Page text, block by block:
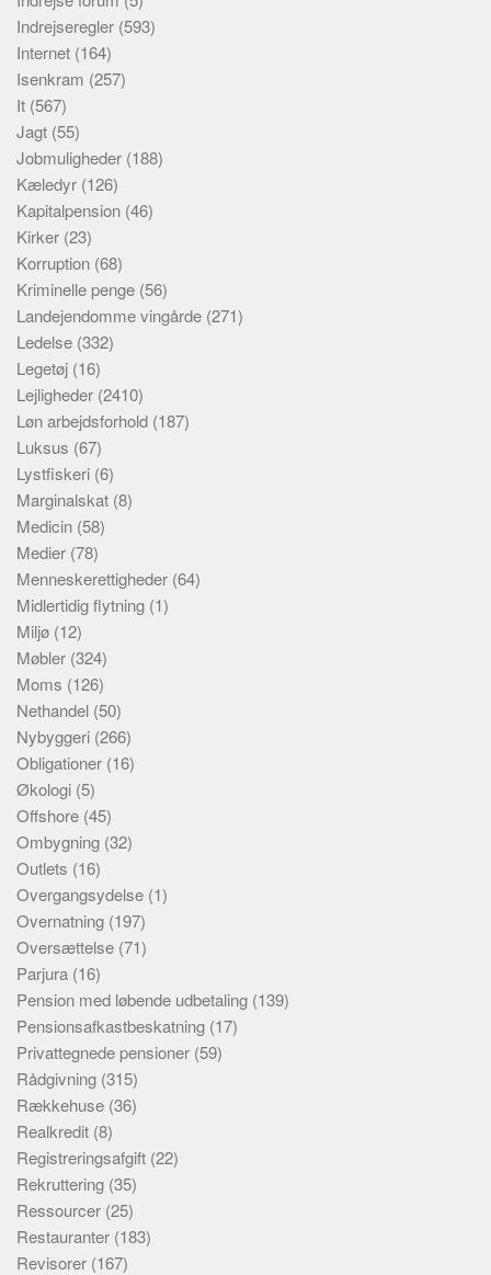
Indrejseregler (593)
Internet (164)
Isenkram (257)
It (567)
Jagt (55)
Jobmuligheder (188)
Kæledyr (126)
Kapitalpension (46)
Kirker (23)
Korruption (68)
Kriminelle penge (56)
Landejendomme vingårde (271)
Ledelse (332)
Legetøj (16)
Lejligheder (2410)
Løn arbejdsforhold (187)
Luksus (67)
Lystfiskeri (6)
Marginalskat (8)
Medicin (58)
Medier (78)
Menneskerettigheder (64)
Midlertidig flytning (1)
Miljø (12)
Møbler (324)
Moms (126)
Nethandel (50)
Nybyggeri (266)
Obligationer (16)
Økologi (5)
Offshore (45)
Ombygning (32)
Outlets (16)
Overgangsydelse (1)
Overnatning (197)
Oversættelse (71)
Parjura (16)
Pension med løbende udbetaling (139)
Pensionsafkastbeskatning (17)
Privattegnede pensioner (59)
Rådgivning (315)
Rækkehuse (36)
Realkredit (8)
Registreringsafgift (22)
Rekruttering (35)
Ressourcer (25)
Restauranter (183)
Revisorer (167)